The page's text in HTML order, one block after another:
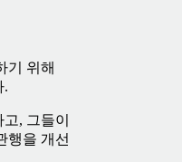
기 위해
.
, 그들이
행을 개선